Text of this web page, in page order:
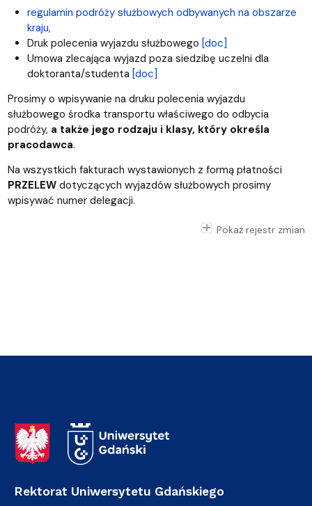
regulamin podróży służbowych odbywanych na obszarze
kraju,
Druk polecenia wyjazdu służbowego [doc]
Umowa zlecająca wyjazd poza siedzibę uczelni dla
doktoranta/studenta [doc]
Prosimy o wpisywanie na druku polecenia wyjazdu
służbowego środka transportu właściwego do odbycia
podróży, a także jego rodzaju i klasy, który określa
pracodawca.
Na wszystkich fakturach wystawionych z formą płatności
PRZELEWdotyczących wyjazdów służbowych prosimy
wpisywać numer delegacji.
Pokaż rejestr zmian
Adres Rektoratu
Rektorat Uniwersytetu Gdańskiego